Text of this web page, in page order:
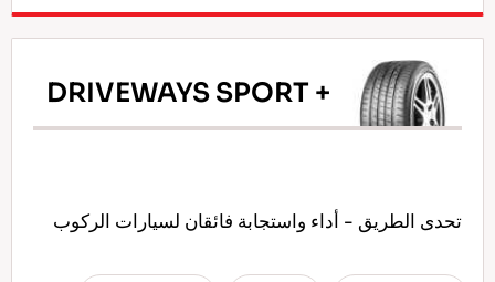
DRIVEWAYS SPORT +
تحدى الطريق - أداء واستجابة فائقان لسيارات الركوب